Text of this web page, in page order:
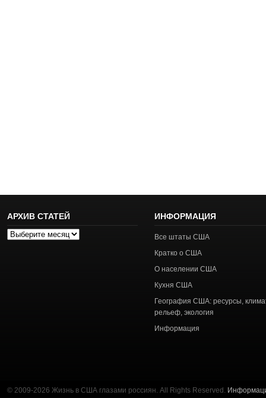
АРХИВ СТАТЕЙ
Архив
ИНФОРМАЦИЯ
Все штаты США
Кратко о США
О населении США
Кухня США
География США: ресурсы,
рельеф, экология
Информация
© 2009-2026 Жизнь в США глазами россиян. All Rights Reserved.